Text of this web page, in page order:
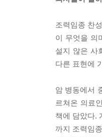
조력임종 찬
이 무엇을 의
설지 않은 사
다른 표현에
암 병동에서
르쳐온 의료
책에 담았다.
까지 조력임